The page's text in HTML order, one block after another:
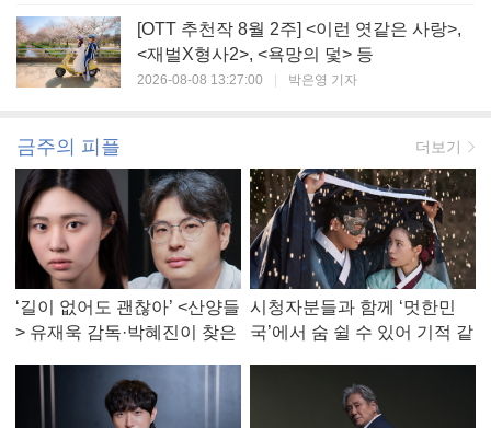
[OTT 추천작 8월 2주] <이런 엿같은 사랑>,
<재벌X형사2>, <욕망의 덫> 등
2026-08-08 13:27:00 | 박은영 기자
금주의 피플 더보기
‘길이 없어도 괜찮아’ <산양들
> 유재욱 감독·박혜진이 찾은
시청자분들과 함께 ‘멋한민
국’에서 숨 쉴 수 있어 기적 같